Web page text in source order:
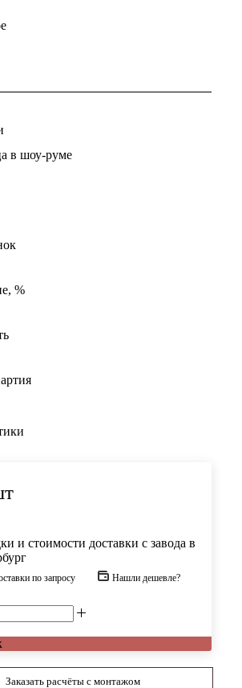
в шоу-руме
%
и стоимости доставки с завода в
по запросу Нашли дешевле?
Заказать расчёты с монтажом